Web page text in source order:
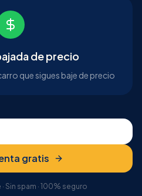
de precio
que sigues baje de precio
gratis
Sin spam · 100% seguro